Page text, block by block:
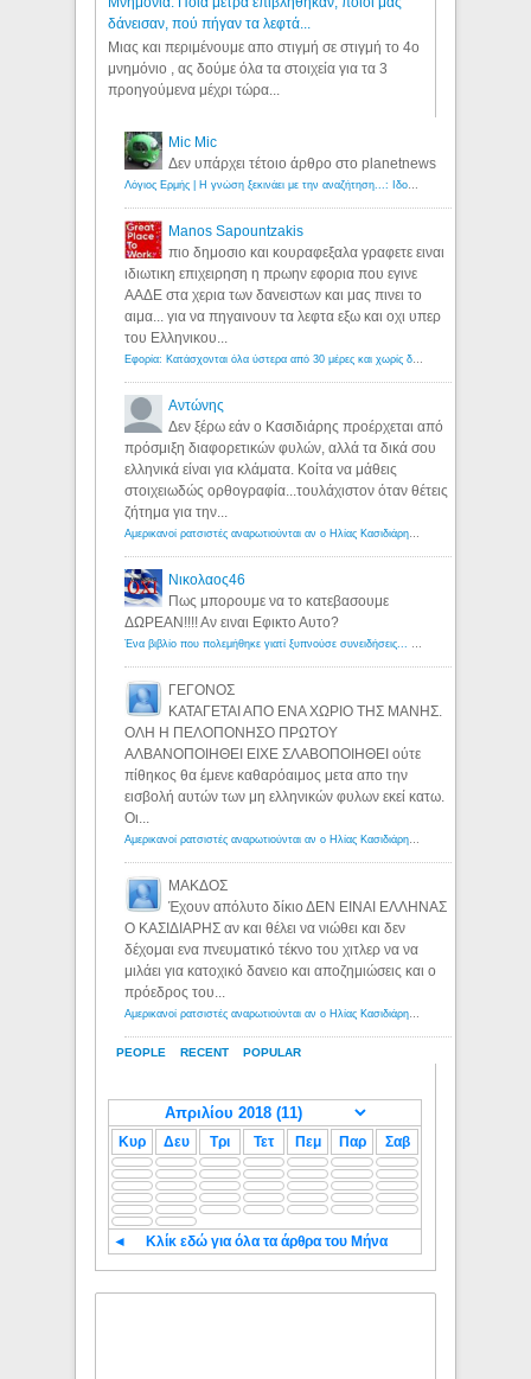
δάνεισαν, πού πήγαν τα λεφτά...
Μιας και περιμένουμε απο στιγμή σε στιγμή το 4ο
μνημόνιο , ας δούμε όλα τα στοιχεία για τα 3
προηγούμενα μέχρι τώρα...
PEOPLE RECENT POPULAR
Mic Mic
Δεν υπάρχει τέτοιο άρθρο στο planetnews
Manos Sapountzakis
πιο δημοσιο και κουραφεξαλα γραφετε ειναι
ιδιωτικη επιχειρηση η πρωην εφορια που εγινε
ΑΑΔΕ στα χερια των δανειστων και μας πινει το
αιμα... για να πηγαινουν τα λεφτα εξω και οχι υπερ
του Ελληνικου...
Αντώνης
Δεν ξέρω εάν ο Κασιδιάρης προέρχεται από
πρόσμιξη διαφορετικών φυλών, αλλά τα δικά σου
ελληνικά είναι για κλάματα. Κοίτα να μάθεις
στοιχειωδώς ορθογραφία...τουλάχιστον όταν θέτεις
ζήτημα για την...
Νικολαος46
Πως μπορουμε να το κατεβασουμε
ΔΩΡΕΑΝ!!!! Αν ειναι Εφικτο Αυτο?
ΓΕΓΟΝΟΣ
ΚΑΤΑΓΕΤΑΙ ΑΠΟ ΕΝΑ ΧΩΡΙΟ ΤΗΣ ΜΑΝΗΣ.
ΟΛΗ Η ΠΕΛΟΠΟΝΗΣΟ ΠΡΩΤΟΥ
ΑΛΒΑΝΟΠΟΙΗΘΕΙ ΕΙΧΕ ΣΛΑΒΟΠΟΙΗΘΕΙ ούτε
πίθηκος θα έμενε καθαρόαιμος μετα απο την
εισβολή αυτών των μη ελληνικών φυλων εκεί κατω.
Οι...
ΜΑΚΔΟΣ
Έχουν απόλυτο δίκιο ΔΕΝ ΕΙΝΑΙ ΕΛΛΗΝΑΣ
Ο ΚΑΣΙΔΙΑΡΗΣ αν και θέλει να νιώθει και δεν
δέχομαι ενα πνευματικό τέκνο του χιτλερ να να
μιλάει για κατοχικό δανειο και αποζημιώσεις και ο
πρόεδρος του...
Κυρ Δευ Τρι Τετ Πεμ Παρ Σαβ
◄ Κλίκ εδώ για όλα τα άρθρα του Μήνα